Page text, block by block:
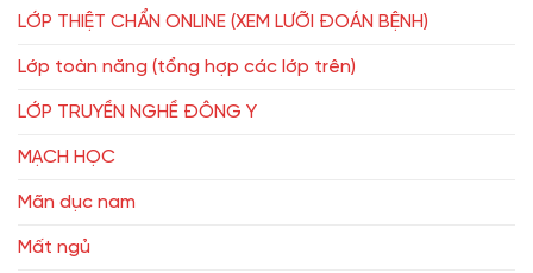
LỚP THIỆT CHẨN ONLINE (XEM LƯỠI ĐOÁN BỆNH)
Lớp toàn năng (tổng hợp các lớp trên)
LỚP TRUYỀN NGHỀ ĐÔNG Y
MẠCH HỌC
Mãn dục nam
Mất ngủ